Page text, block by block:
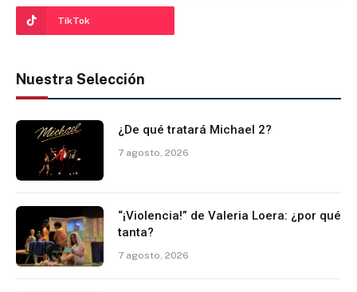
TikTok
Nuestra Selección
¿De qué tratará Michael 2?
7 agosto, 2026
“¡Violencia!” de Valeria Loera: ¿por qué
tanta?
7 agosto, 2026